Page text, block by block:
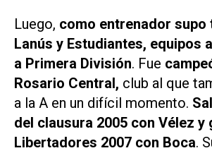
Luego, como entrenador supo
Lanús y Estudiantes, equipos
a Primera División. Fue
Rosario Central, club al que
a la A en un difícil momento.
del clausura 2005 con Vélez y
Libertadores 2007 con Boca.